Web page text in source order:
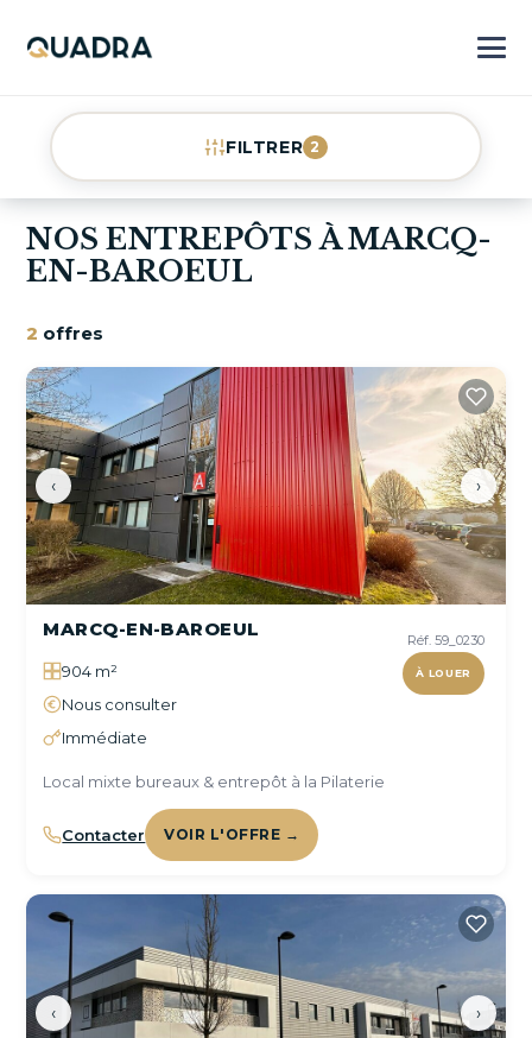
FILTRER 2
NOS ENTREPÔTS À MARCQ-
EN-BAROEUL
2 offres
‹ ›
Réf. 59_0230
À LOUER
MARCQ-EN-BAROEUL
904 m²
Nous consulter
Immédiate
Local mixte bureaux & entrepôt à la Pilaterie
Contacter VOIR L'OFFRE →
‹ ›